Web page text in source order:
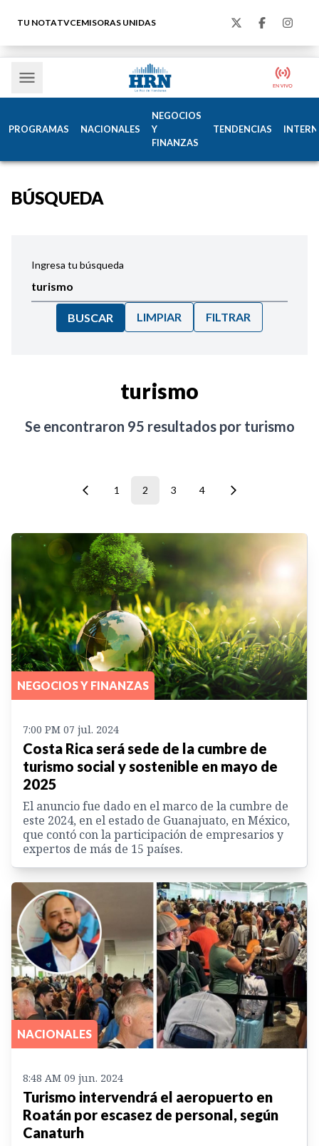
TU NOTATVCEMISORAS UNIDAS
PROGRAMAS NACIONALES
NEGOCIOS
Y
FINANZAS
TENDENCIAS
BÚSQUEDA
Ingresa tu búsqueda
BUSCAR LIMPIAR FILTRAR
turismo
Se encontraron 95 resultados por turismo
1 2 3 4
NEGOCIOS Y FINANZAS
7:00 PM 07 jul. 2024
Costa Rica será sede de la cumbre de
turismo social y sostenible en mayo de
2025
El anuncio fue dado en el marco de la cumbre de
este 2024, en el estado de Guanajuato, en México,
que contó con la participación de empresarios y
expertos de más de 15 países.
NACIONALES
8:48 AM 09 jun. 2024
Turismo intervendrá el aeropuerto en
Roatán por escasez de personal, según
Canaturh